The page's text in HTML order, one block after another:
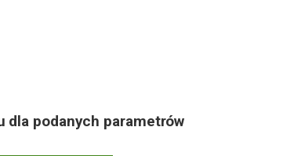
dla podanych parametrów